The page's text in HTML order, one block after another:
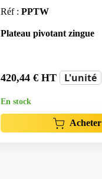
Réf : PPTW
Plateau pivotant zingue
420,44 € HT L'unité
En stock
Acheter